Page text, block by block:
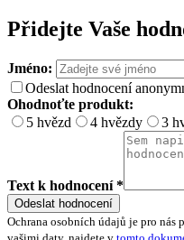
Přidejte Vaše
Jméno:
Odeslat hodnocení
Ohodnoťte produkt:
5 hvězd
4 hvězdy 3
Text k hodnocení *
Odeslat hodnocení
Ochrana osobních údajů je pro